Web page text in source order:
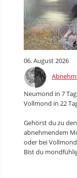
06. August 2026
Neumond in 7
Vollmond in 22
Gehörst du zu
abnehmendem
oder bei
Bist du